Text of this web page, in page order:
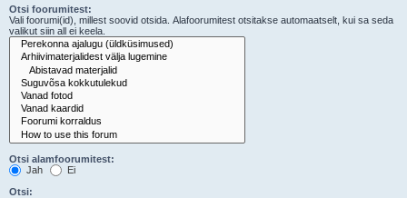
Otsi foorumitest:
Vali foorumi(id), millest soovid otsida. Alafoorumitest otsitakse automaatselt, kui sa seda
valikut siin all ei keela.
Otsi alamfoorumitest:
Jah
Ei
Otsi: